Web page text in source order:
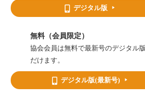
デジタル版
無料（会員限定）
協会会員は無料で最新号のデジタル
だけます。
デジタル版(最新号)